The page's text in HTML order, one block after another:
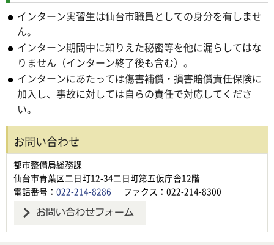
インターン実習生は仙台市職員としての身分を有しませ
ん。
インターン期間中に知りえた秘密等を他に漏らしてはな
りません（インターン終了後も含む）。
インターンにあたっては傷害補償・損害賠償責任保険に
加入し、事故に対しては自らの責任で対応してくださ
い。
お問い合わせ
都市整備局総務課
仙台市青葉区二日町12-34二日町第五仮庁舎12階
電話番号： 022-214-8286 ファクス：022-214-8300